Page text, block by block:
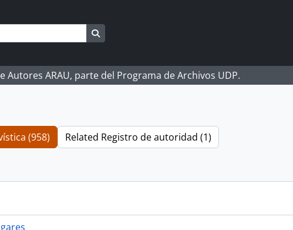
ARAU, parte del Programa de Archivos UDP.
(958) Related Registro de autoridad (1)